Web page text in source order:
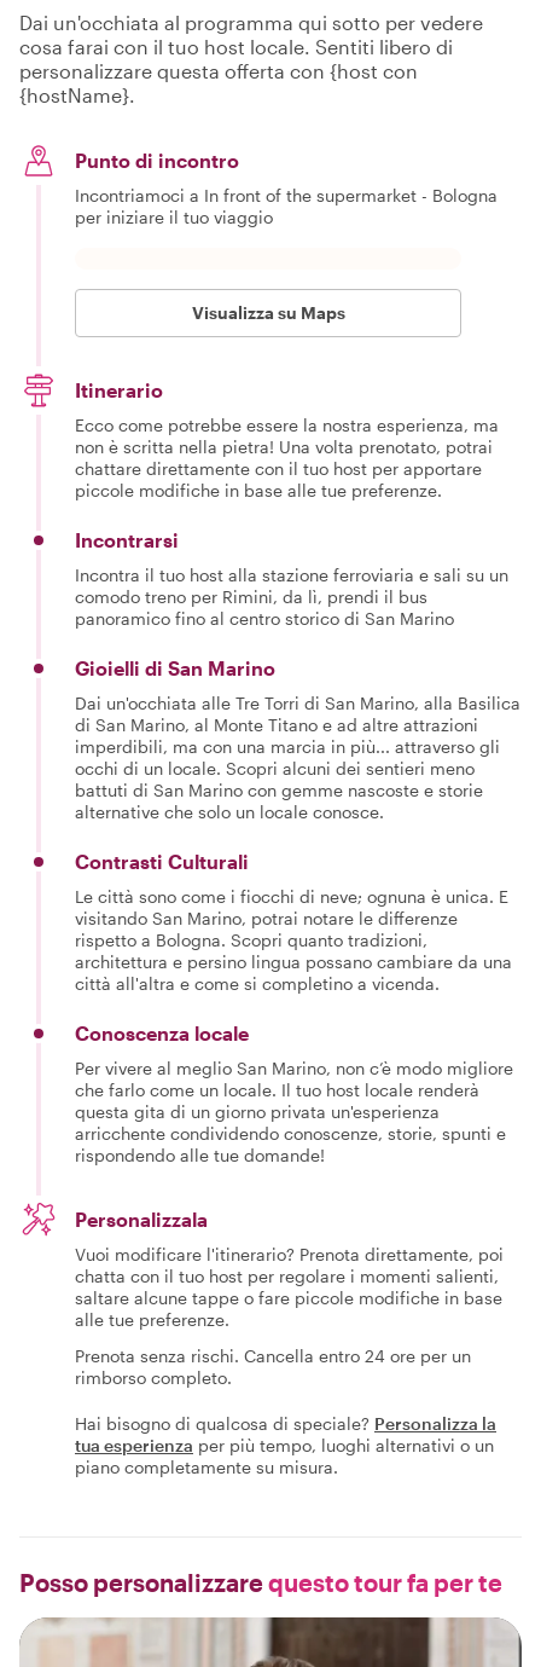
Dai un'occhiata al programma qui sotto per vedere
cosa farai con il tuo host locale. Sentiti libero di
personalizzare questa offerta con {host con
{hostName}.
Punto di incontro
Incontriamoci a In front of the supermarket - Bologna
per iniziare il tuo viaggio
Visualizza su Maps
Itinerario
Ecco come potrebbe essere la nostra esperienza, ma
non è scritta nella pietra! Una volta prenotato, potrai
chattare direttamente con il tuo host per apportare
piccole modifiche in base alle tue preferenze.
Incontrarsi
Incontra il tuo host alla stazione ferroviaria e sali su un
comodo treno per Rimini, da lì, prendi il bus
panoramico fino al centro storico di San Marino
Gioielli di San Marino
Dai un'occhiata alle Tre Torri di San Marino, alla Basilica
di San Marino, al Monte Titano e ad altre attrazioni
imperdibili, ma con una marcia in più... attraverso gli
occhi di un locale. Scopri alcuni dei sentieri meno
battuti di San Marino con gemme nascoste e storie
alternative che solo un locale conosce.
Contrasti Culturali
Le città sono come i fiocchi di neve; ognuna è unica. E
visitando San Marino, potrai notare le differenze
rispetto a Bologna. Scopri quanto tradizioni,
architettura e persino lingua possano cambiare da una
città all'altra e come si completino a vicenda.
Conoscenza locale
Per vivere al meglio San Marino, non c’è modo migliore
che farlo come un locale. Il tuo host locale renderà
questa gita di un giorno privata un'esperienza
arricchente condividendo conoscenze, storie, spunti e
rispondendo alle tue domande!
Personalizzala
Vuoi modificare l'itinerario? Prenota direttamente, poi
chatta con il tuo host per regolare i momenti salienti,
saltare alcune tappe o fare piccole modifiche in base
alle tue preferenze.
Prenota senza rischi. Cancella entro 24 ore per un
rimborso completo.
Hai bisogno di qualcosa di speciale? Personalizza la
tua esperienza per più tempo, luoghi alternativi o un
piano completamente su misura.
Posso personalizzarequesto tour fa per te